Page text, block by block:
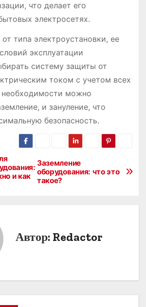
что делает его
электросетях.
типа электроустановки, ее
эксплуатации
систему защиты от
током с учетом всех
можно
и зануление, что
безопасность.
Заземление
оборудования: что это
такое?
и как
Автор: Redactor